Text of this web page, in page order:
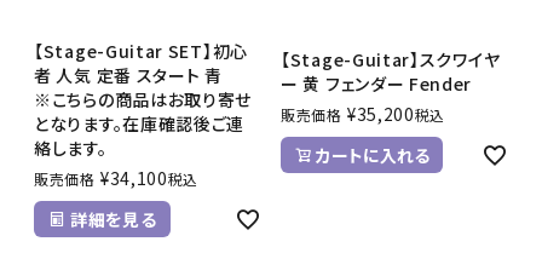
【Stage-Guitar SET】初心
者 人気 定番 スタート 青
※こちらの商品はお取り寄せ
となります。在庫確認後ご連
絡します。
販売価格 ¥34,100税込
詳細を見る
【Stage-Guitar】スクワイヤ
ー 黄 フェンダー Fender
販売価格 ¥35,200税込
カートに入れる